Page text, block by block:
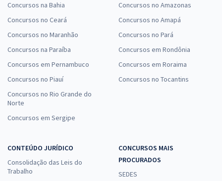
Concursos na Bahia
Concursos no Ceará
Concursos no Maranhão
Concursos na Paraíba
Concursos em Pernambuco
Concursos no Piauí
Concursos no Rio Grande do
Norte
Concursos em Sergipe
Concursos no Amazonas
Concursos no Amapá
Concursos no Pará
Concursos em Rondônia
Concursos em Roraima
Concursos no Tocantins
CONTEÚDO JURÍDICO
Consolidação das Leis do
Trabalho
CONCURSOS MAIS
PROCURADOS
SEDES